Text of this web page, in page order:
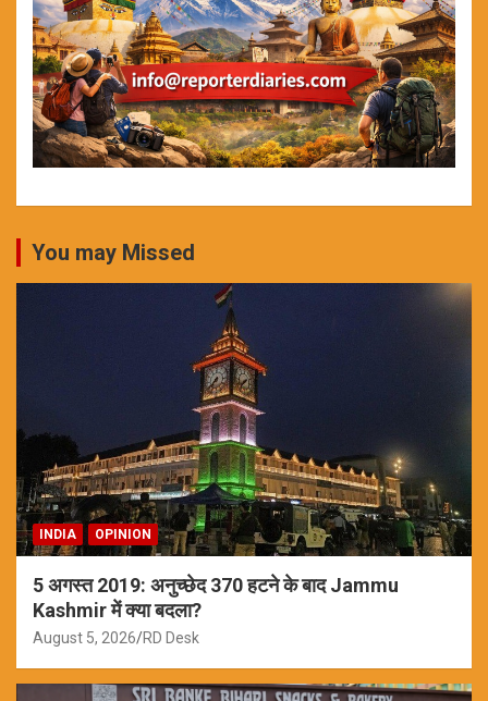
You may Missed
INDIA OPINION
5 अगस्त 2019: अनुच्छेद 370 हटने के बाद Jammu
Kashmir में क्या बदला?
August 5, 2026 RD Desk